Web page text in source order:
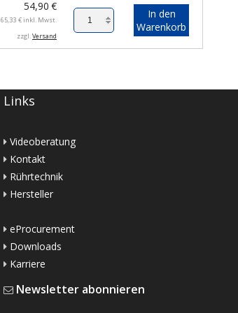
54,90 €
65,33 € inkl. Mwst.
zzgl.Versand
In den
Warenkorb
Links
Videoberatung
Kontakt
Rührtechnik
Hersteller
eProcurement
Downloads
Karriere
Newsletter abonnieren